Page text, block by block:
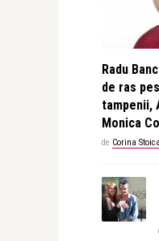
Radu
de ras
tampenii,
Monica
de Corina Stoica